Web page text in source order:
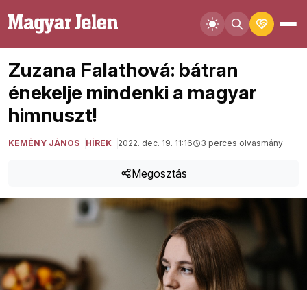
Zuzana Falathová: bátran
énekelje mindenki a magyar
himnuszt!
KEMÉNY JÁNOS HÍREK 2022. dec. 19. 11:16 3 perces olvasmány
Megosztás